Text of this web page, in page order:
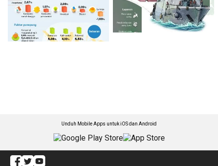
Unduh Mobile Apps untuk iOS dan Android